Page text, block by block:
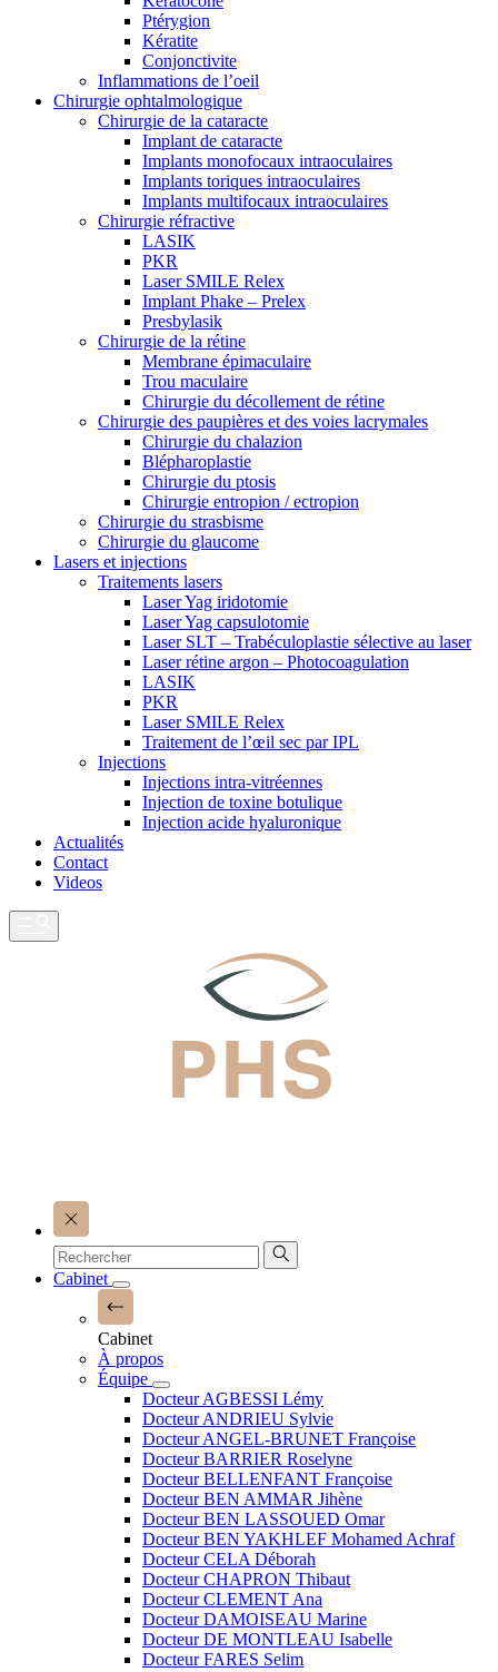
Ptérygion
Kératite
Conjonctivite
Inflammations de l’oeil
Chirurgie ophtalmologique
Chirurgie de la cataracte
Implant de cataracte
Implants monofocaux intraoculaires
Implants toriques intraoculaires
Implants multifocaux intraoculaires
Chirurgie réfractive
LASIK
PKR
Laser SMILE Relex
Implant Phake – Prelex
Presbylasik
Chirurgie de la rétine
Membrane épimaculaire
Trou maculaire
Chirurgie du décollement de rétine
Chirurgie des paupières et des voies lacrymales
Chirurgie du chalazion
Blépharoplastie
Chirurgie du ptosis
Chirurgie entropion / ectropion
Chirurgie du strasbisme
Chirurgie du glaucome
Lasers et injections
Traitements lasers
Laser Yag iridotomie
Laser Yag capsulotomie
Laser SLT – Trabéculoplastie sélective au laser
Laser rétine argon – Photocoagulation
LASIK
PKR
Laser SMILE Relex
Traitement de l’œil sec par IPL
Injections
Injections intra-vitréennes
Injection de toxine botulique
Injection acide hyaluronique
Actualités
Contact
Videos
Cabinet
Cabinet
À propos
Équipe
Docteur AGBESSI Lémy
Docteur ANDRIEU Sylvie
Docteur ANGEL-BRUNET Françoise
Docteur BARRIER Roselyne
Docteur BELLENFANT Françoise
Docteur BEN AMMAR Jihène
Docteur BEN LASSOUED Omar
Docteur BEN YAKHLEF Mohamed Achraf
Docteur CELA Déborah
Docteur CHAPRON Thibaut
Docteur CLEMENT Ana
Docteur DAMOISEAU Marine
Docteur DE MONTLEAU Isabelle
Docteur FARES Selim